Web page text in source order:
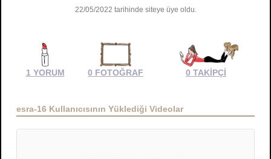
22/05/2022 tarihinde siteye üye oldu.
1 YORUM 0 FOTOĞRAF 0 TAKİPÇİ
esra-16 Kullanıcısının Yüklediği Videolar